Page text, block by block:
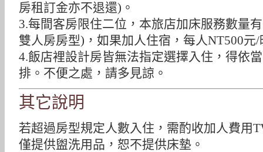
房租訂金亦不退還)。
3.每間客房限住二位，本旅店加床服務數量
雙人房房型)，如果加人住宿，每人NT500元
4.飯店裡設計房皆無法指定選擇入住，得依
排。不便之處，請多見諒。
其它說明
若超過房型規定人數入住，需酌收加人費用
僅提供盥洗用品，恕不提供床墊。